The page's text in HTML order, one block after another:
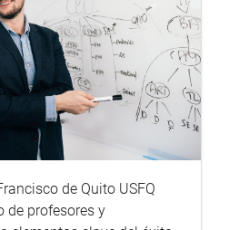
de Quito USFQ
de profesores y